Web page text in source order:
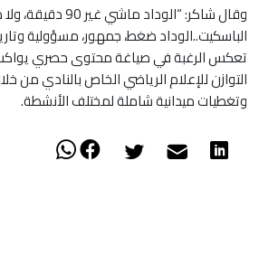
وقال شاكر: “الوداد ماشي
الباسكيت..الوداد ضغط، جمهور، مسؤولية
تعكس الرغبة في صياغة محتوى حصري
التوازن للإعلام الرياضي الخاص بالنادي من
وتغطيات ميدانية شاملة لمختلف الأنشطة.